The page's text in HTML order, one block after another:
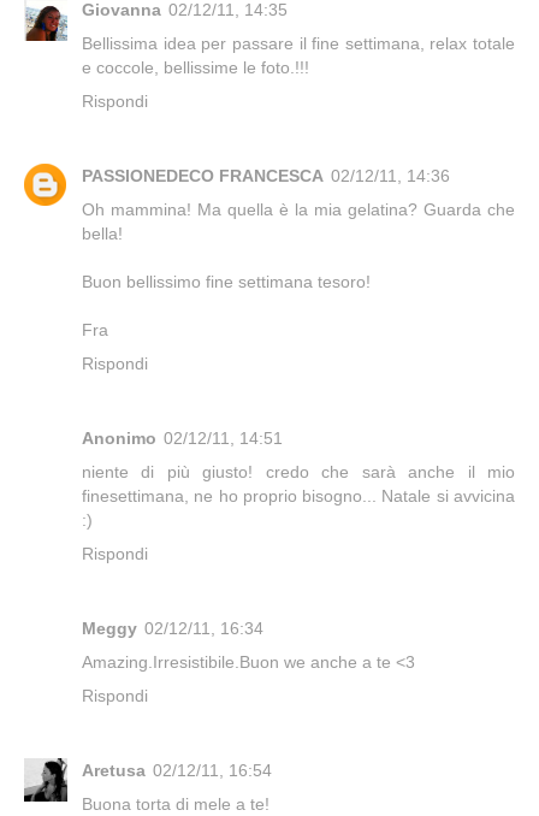
Giovanna 02/12/11, 14:35
Bellissima idea per passare il fine settimana, relax totale
e coccole, bellissime le foto.!!!
Rispondi
PASSIONEDECO FRANCESCA 02/12/11, 14:36
Oh mammina! Ma quella è la mia gelatina? Guarda che
bella!
Buon bellissimo fine settimana tesoro!
Fra
Rispondi
Anonimo 02/12/11, 14:51
niente di più giusto! credo che sarà anche il mio
finesettimana, ne ho proprio bisogno... Natale si avvicina
:)
Rispondi
Meggy 02/12/11, 16:34
Amazing.Irresistibile.Buon we anche a te <3
Rispondi
Aretusa 02/12/11, 16:54
Buona torta di mele a te!